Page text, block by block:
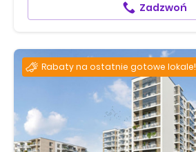
Zadzwoń
Rabaty na ostatnie gotowe lokale!